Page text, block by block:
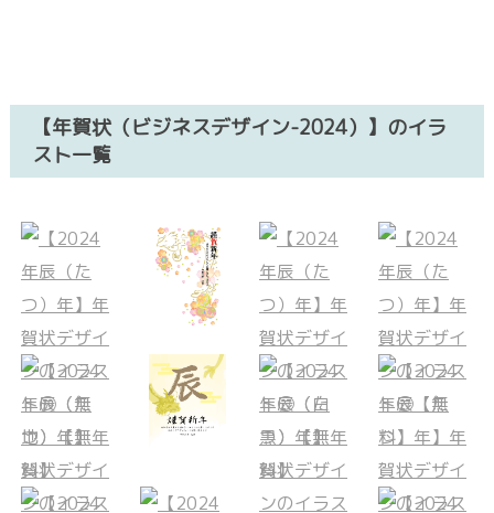
【年賀状（ビジネスデザイン-2024）】のイラ
スト一覧